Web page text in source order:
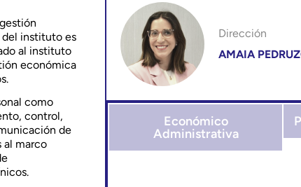
instituto es
al instituto
económica
como
control,
de
al marco
Dirección
AMAIA
Económico
Administrativa